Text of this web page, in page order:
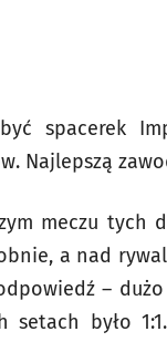
spacerek
Najlepszą
meczu tych
a nad
–
setach było